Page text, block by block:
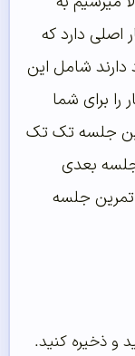
دارد که
دارند شامل این
را برای شما
جلسه تک تک
جلسه بعدی
تمرین جلسه